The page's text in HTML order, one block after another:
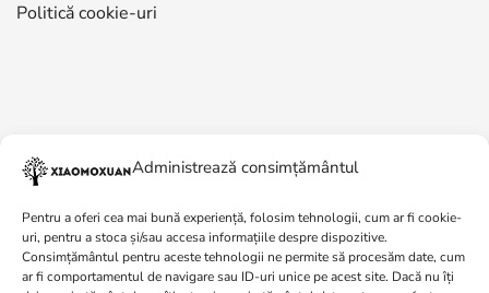
Administrează consimțământul
Pentru a oferi cea mai bună experiență, folosim tehnologii, cum ar fi cookie-
uri, pentru a stoca și/sau accesa informațiile despre dispozitive.
Consimțământul pentru aceste tehnologii ne permite să procesăm date, cum
ar fi comportamentul de navigare sau ID-uri unice pe acest site. Dacă nu îți
Politică cookie-uri